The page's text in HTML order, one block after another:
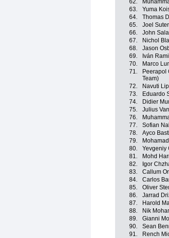
62.
63.
Yuma
64.
Thomas
65.
Joel
66.
John
67.
Nichol
68.
Jason
69.
Iván
70.
Marco
71.
Peerapol
Team)
72. Navuti
73.
Eduardo
74.
Didier
75.
Julius
76.
77.
Sofian
78.
Ayco
79.
80.
Yevgeniy
81.
Mohd
82.
Igor
83.
Callum
84.
Carlos
85.
Oliver
86.
Jarrad
87.
Harold
88.
Nik
89.
Gianni
90.
Sean
91.
Rench